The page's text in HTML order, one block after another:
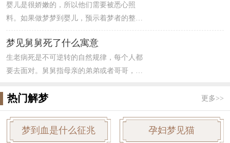
中有认识的和不认识的。梦见不认识的女人
死了，暗示梦者会有一些孤单无助的情绪。
如果出现意外状况，只要保持稳定的心情，
不受到周围人士的干扰即可。另外，也可能
暗示梦者体质有偏弱的倾向，精神消沉，容
易出现胃口改变或胃部消化功能不佳。
婴儿是很娇嫩的，所以他们需要被悉心照
料。如果做梦梦到婴儿，预示着梦者的整体
运势还算不错，你在事业上会有好的机遇，
可考虑跳槽。而且你的恋爱运很好，容易邂
逅到真心相爱之人，但要节约开支，花钱不
能大手大脚，如果不为以后做打算，那可能
梦见舅舅死了什么寓意
生老病死是不可逆转的自然规律，每个人都
要去面对。舅舅指母亲的弟弟或者哥哥，逢
了，预示近期会有意想不到的幸运来临，之
前随便应征的有奖征答，极有可能中奖，自
己可以周游世界，提前要有心理准备，避免
到时慌张不知所措。
热门解梦 更多>>
梦到血是什么征兆 孕妇梦见猫